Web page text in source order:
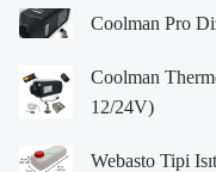
Coolman Pro
Coolman
12/24V)
Webasto Tipi